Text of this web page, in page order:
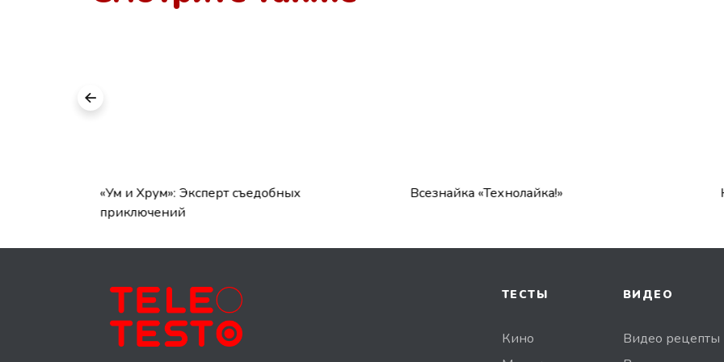
«Ум и Хрум»: Эксперт съедобных
приключений
Всезнайка «Технолайка!»
ТЕСТЫ
Кино
ВИДЕО
Видео рецепты